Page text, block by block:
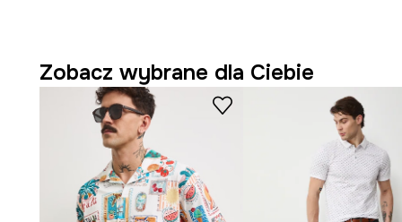
El Gato Chimney , a właściwie Marco Campori,
dziś mieszka i tworzy. Jego początki w sztuce sięgają
pasjonował się sztuką uliczną. Jako artysta samouk,
jednego medium czy stylu – w jego pracach widać
i magią oraz szczególną wrażliwość na tradycje sztuki
pełne antropomorficznych zwierząt, mitycznych masek
Inspiracje te sięgają europejskich i oceanicznych
Zobacz wybrane dla Ciebie